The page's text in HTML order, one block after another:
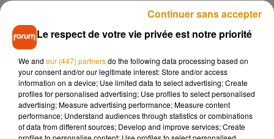
Très énervé, les convives ont eu peur que l’homme ne
pousse sa petite amie par-dessus le balcon. La victime a
évoqué lors de son témoignage qu’elle avait très peur pour
sa vie et celle de son fils, même si son compagnon était
alcoolisé au moment des faits.
Après ces faits, le tribunal correctionnel d’Angers a décidé de
lui infliger une peine de prison. Il sera sous les verrous durant
12 mois de manière ferme (il écope aussi de 6 mois avec
sursis). Il est condamné également à une mise à l’épreuve
Le respect de votre vie privée est notre priorité
We and our (447) partnersdo the following data processing based on
your consent and/or our legitimate interest: Store and/or access
information on a device; Use limited data to select advertising; Create
profiles for personalised advertising; Use profiles to select personalised
advertising; Measure advertising performance; Measure content
performance; Understand audiences through statistics or combinations
of data from different sources; Develop and improve services; Create
Continuer sans accepter